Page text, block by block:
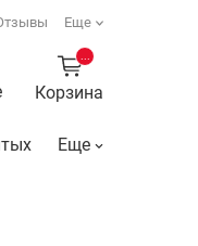
Еще
Корзина
Еще